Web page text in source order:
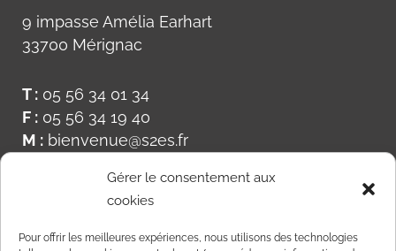
Gérer le consentement aux
cookies
Pour offrir les meilleures expériences, nous utilisons des technologies
9 impasse Amélia Earhart
33700 Mérignac
T : 05 56 34 01 34
F : 05 56 34 19 40
M : bienvenue@s2es.fr